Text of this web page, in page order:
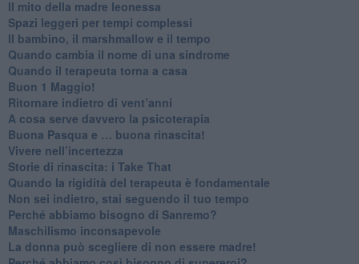
​Il mito della madre leonessa
Spazi leggeri per tempi complessi
Il bambino, il marshmallow e il tempo
​Quando cambia il nome di una sindrome
​Quando il terapeuta torna a casa
​Buon 1 Maggio!
Ritornare indietro di vent’anni
​A cosa serve davvero la psicoterapia
​Buona Pasqua e … buona rinascita!
​Vivere nell’incertezza
​Storie di rinascita: i Take That
​Quando la rigidità del terapeuta è fondamentale
​Non sei indietro, stai seguendo il tuo tempo
​Perché abbiamo bisogno di Sanremo?
​Maschilismo inconsapevole
​La donna può scegliere di non essere madre!